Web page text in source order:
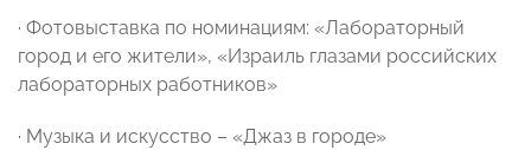
· Фотовыставка по номинациям: «Лабораторный
город и его жители», «Израиль глазами российских
лабораторных работников»
· Музыка и искусство – «Джаз в городе»